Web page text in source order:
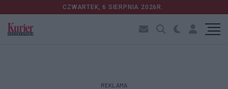
CZWARTEK, 6 SIERPNIA 2026R.
REKLAMA